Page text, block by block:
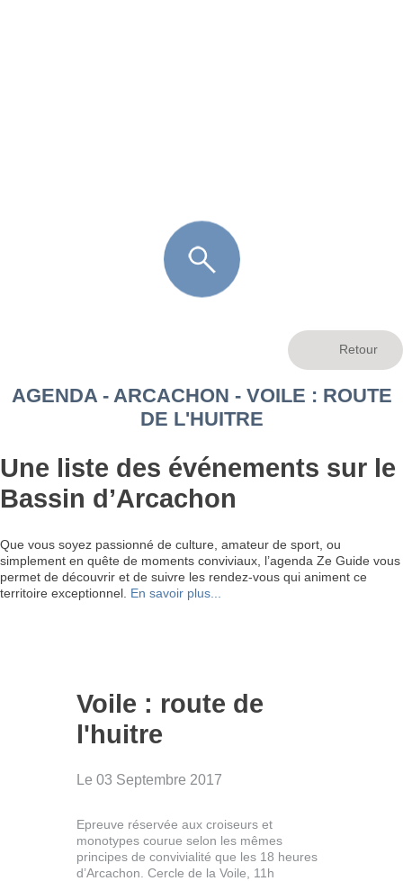
AGENDA - ARCACHON - VOILE : ROUTE
DE L'HUITRE
Une liste des événements sur le
Bassin d’Arcachon
Que vous soyez passionné de culture, amateur de sport, ou
simplement en quête de moments conviviaux, l’agenda Ze Guide vous
permet de découvrir et de suivre les rendez-vous qui animent ce
territoire exceptionnel. En savoir plus...
Voile : route de
l'huitre
Le 03 Septembre 2017
Epreuve réservée aux croiseurs et
monotypes courue selon les mêmes
principes de convivialité que les 18 heures
d’Arcachon. Cercle de la Voile, 11h